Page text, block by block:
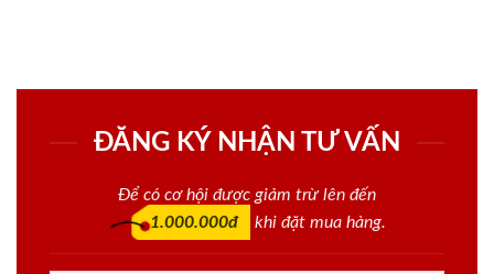
ĐĂNG KÝ NHẬN TƯ VẤN
Để có cơ hội được giảm trừ lên đến
1.000.000đ
khi đặt mua hàng.